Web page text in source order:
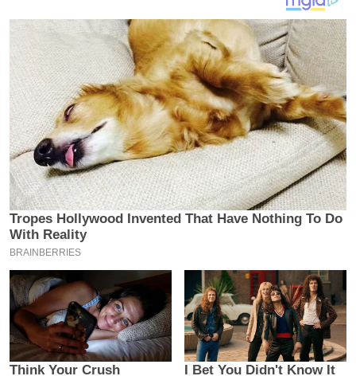
खे
क्रि
के
I
P
L
2
0
2
6
क्रा
इ
म
ई
-